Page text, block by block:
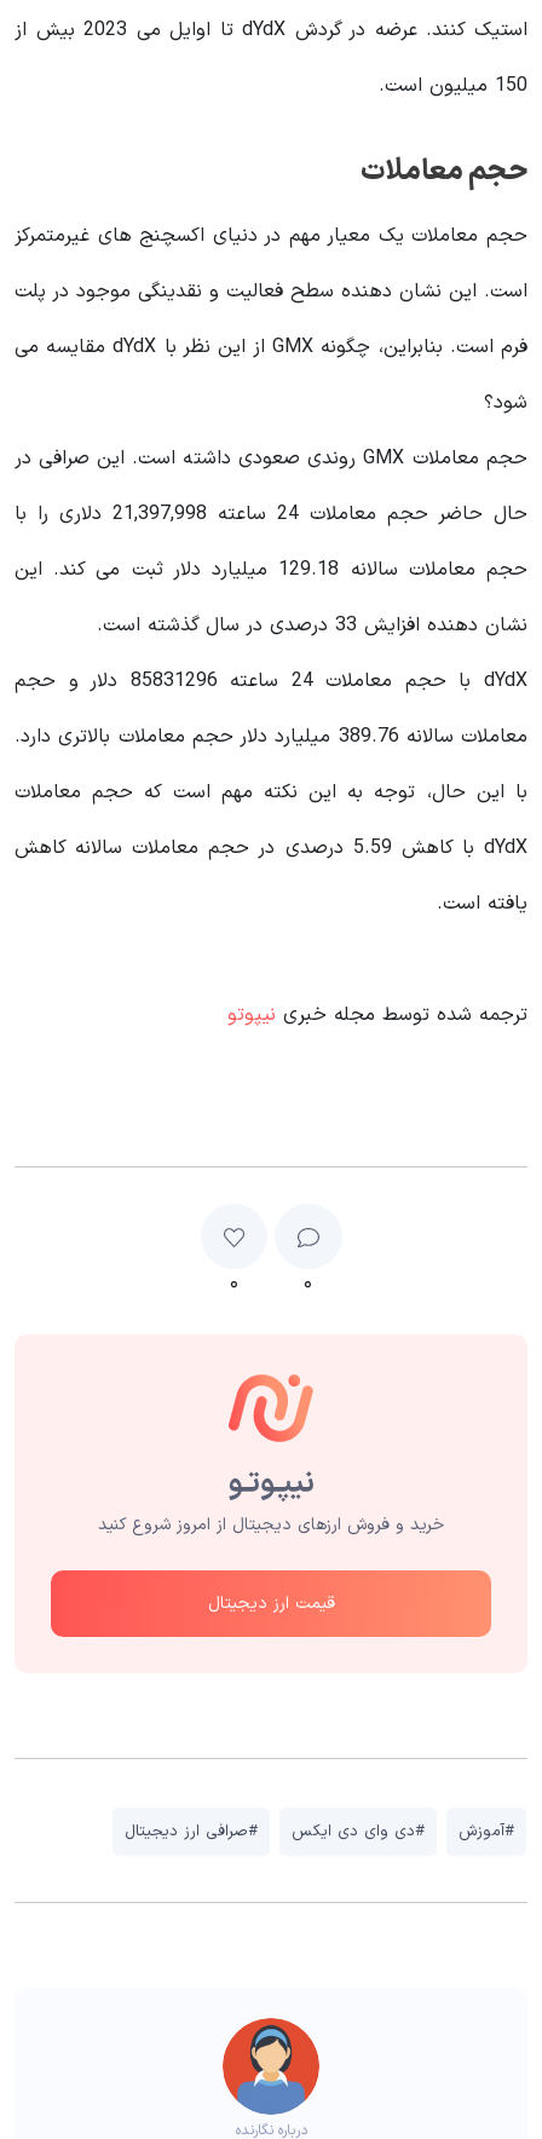
استیک کنند. عرضه در گردش dYdX تا اوایل می 2023 بیش از
150 میلیون است.
حجم معاملات
حجم معاملات یک معیار مهم در دنیای اکسچنج های غیرمتمرکز
است. این نشان دهنده سطح فعالیت و نقدینگی موجود در پلت
فرم است. بنابراین، چگونه GMX از این نظر با dYdX مقایسه می
شود؟
حجم معاملات GMX روندی صعودی داشته است. این صرافی در
حال حاضر حجم معاملات 24 ساعته 21,397,998 دلاری را با
حجم معاملات سالانه 129.18 میلیارد دلار ثبت می کند. این
نشان دهنده افزایش 33 درصدی در سال گذشته است.
dYdX با حجم معاملات 24 ساعته 85831296 دلار و حجم
معاملات سالانه 389.76 میلیارد دلار حجم معاملات بالاتری دارد.
با این حال، توجه به این نکته مهم است که حجم معاملات
dYdX با کاهش 5.59 درصدی در حجم معاملات سالانه کاهش
یافته است.
ترجمه شده توسط مجله خبری نیپوتو
۰ ۰
خرید و فروش ارزهای دیجیتال از امروز شروع کنید
قیمت ارز دیجیتال
#آموزش #دی وای دی ایکس #صرافی ارز دیجیتال
درباره نگارنده